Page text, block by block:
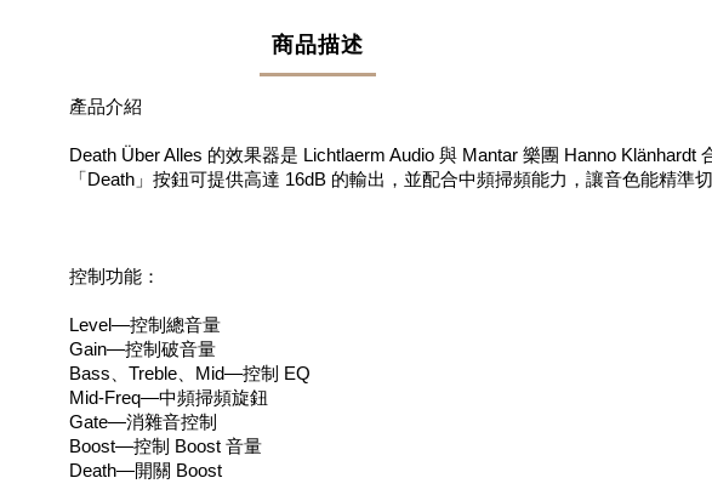
商品描述
產品介紹
Death Über Alles 的效果器是 Lichtlaerm Audio 與 Mantar 樂團 Hanno
「Death」按鈕可提供高達 16dB 的輸出，並配合中頻掃頻能力，讓音色能精準
控制功能：
Level—控制總音量
Gain—控制破音量
Bass、Treble、Mid—控制 EQ
Mid-Freq—中頻掃頻旋鈕
Gate—消雜音控制
Boost—控制 Boost 音量
Death—開關 Boost